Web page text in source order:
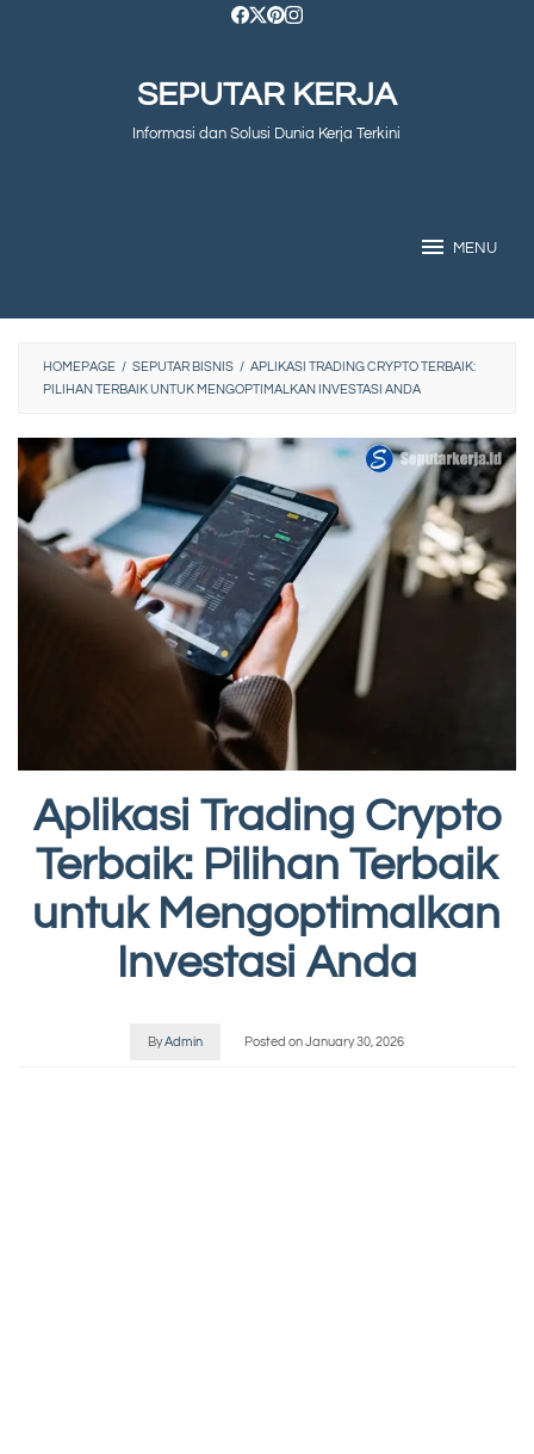
SEPUTAR KERJA
Informasi dan Solusi Dunia Kerja Terkini
MENU
HOMEPAGE / SEPUTAR BISNIS / APLIKASI TRADING CRYPTO TERBAIK:
PILIHAN TERBAIK UNTUK MENGOPTIMALKAN INVESTASI ANDA
Aplikasi Trading Crypto
Terbaik: Pilihan Terbaik
untuk Mengoptimalkan
Investasi Anda
ByAdmin Posted onJanuary 30, 2026